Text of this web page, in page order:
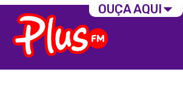
OUÇA AQUI